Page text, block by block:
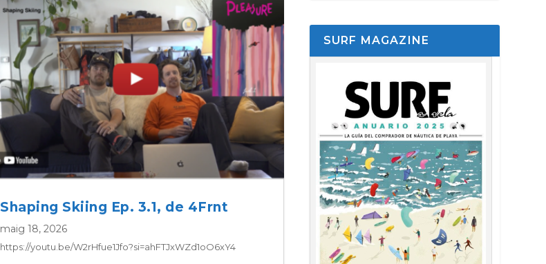
Shaping Skiing Ep. 3.1, de 4Frnt
maig 18, 2026
https://youtu.be/W2rHfue1Jfo?si=ahFTJxWZd1oO6xY4
SURF MAGAZINE